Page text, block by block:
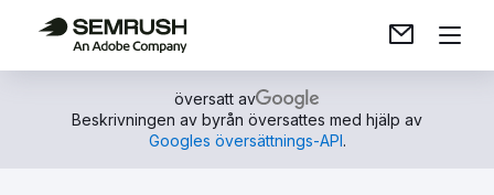
översatt av
Beskrivningen av byrån översattes med hjälp av
Googles översättnings-API.